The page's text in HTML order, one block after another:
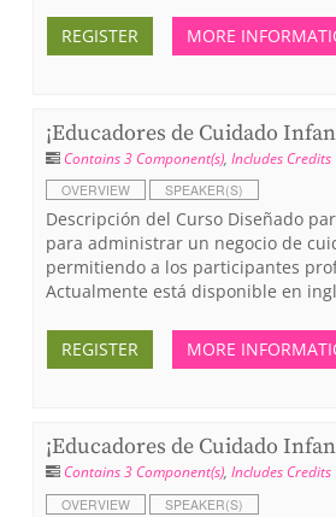
REGISTER MORE
¡Educadores de Cuidado
Contains 3 Component(s), Includes Credits
OVERVIEW SPEAKER(S)
Descripción del Curso Diseñado
para administrar un negocio de
permitiendo a los participantes
Actualmente está disponible en
REGISTER MORE
¡Educadores de Cuidado
Contains 3 Component(s), Includes Credits
OVERVIEW SPEAKER(S)